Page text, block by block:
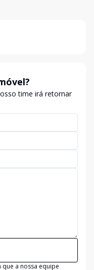
time irá retornar
a nossa equipe